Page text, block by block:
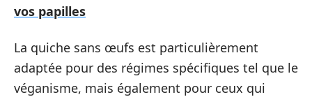
vos papilles
La quiche sans œufs est particulièrement
adaptée pour des régimes spécifiques tel que le
véganisme, mais également pour ceux qui